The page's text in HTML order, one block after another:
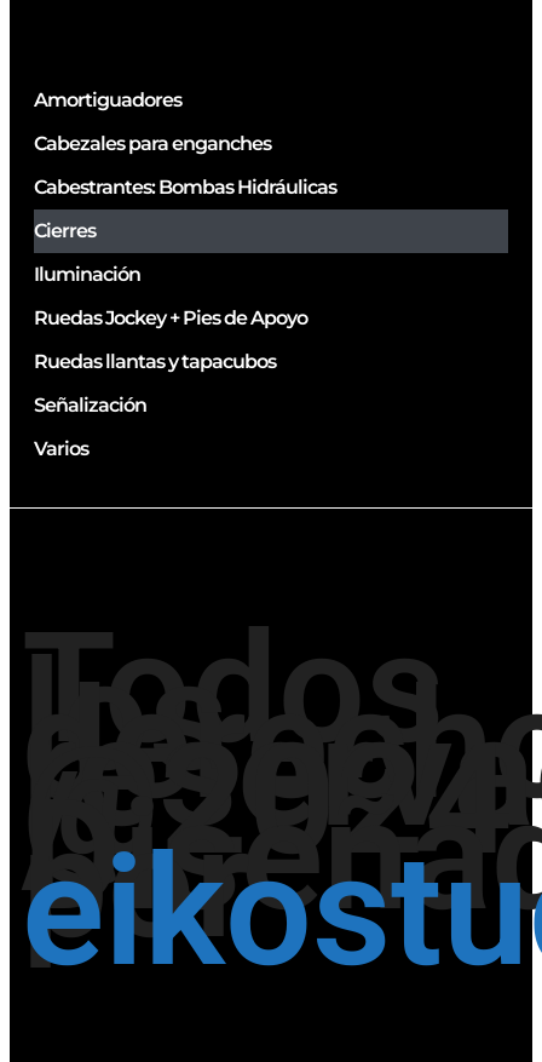
Amortiguadores
Cabezales para enganches
Cabestrantes: Bombas Hidráulicas
Cierres
Iluminación
Ruedas Jockey + Pies de Apoyo
Ruedas llantas y tapacubos
Señalización
Varios
Todos
los
@2024
/
por